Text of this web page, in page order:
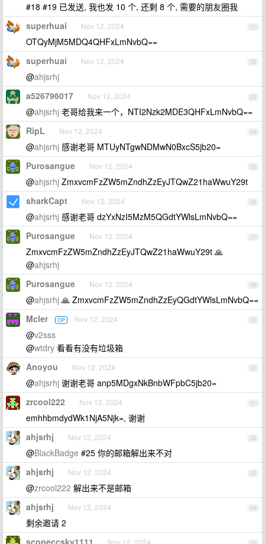
#18 #19 已发送, 我也发 10 个, 还剩 8 个, 需要的朋友圈我
21
superhuai Nov 12, 2024
OTQyMjM5MDQ4QHFxLmNvbQ==
22
superhuai Nov 12, 2024
@ahjsrhj
23
a526796017 Nov 12, 2024
@ahjsrhj 老哥给我来一个，NTI2Nzk2MDE3QHFxLmNvbQ==
24
RipL Nov 12, 2024
@ahjsrhj 感谢老哥 MTUyNTgwNDMwN0BxcS5jb20=
25
Purosangue Nov 12, 2024
@ahjsrhj ZmxvcmFzZW5mZndhZzEyJTQwZ21haWwuY29t
26
sharkCapt Nov 12, 2024
@ahjsrhj 感谢老哥 dzYxNzI5MzM5QGdtYWlsLmNvbQ==
27
Purosangue Nov 12, 2024
ZmxvcmFzZW5mZndhZzEyJTQwZ21haWwuY29t 🙏
@ahjsrhj
28
Purosangue Nov 12, 2024
@ahjsrhj 🙏 ZmxvcmFzZW5mZndhZzEyQGdtYWlsLmNvbQ==
29
Mcler OP Nov 12, 2024
@v2sss
@wtdry 看看有没有垃圾箱
30
Anoyou Nov 12, 2024
@ahjsrhj 谢谢老哥 anp5MDgxNkBnbWFpbC5jb20=
31
zrcool222 Nov 12, 2024
emhhbmdydWk1NjA5Njk=, 谢谢
32
ahjsrhj Nov 12, 2024
@BlackBadge #25 你的邮箱解出来不对
33
ahjsrhj Nov 12, 2024
@zrcool222 解出来不是邮箱
34
ahjsrhj Nov 12, 2024
剩余邀请 2
scopeccsky1111 Nov 12, 2024